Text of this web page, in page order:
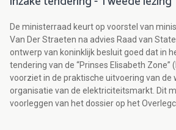
De ministerraad keurt op voorstel van
Van Der Straeten na advies Raad van
ontwerp van koninklijk besluit goed dat in
tendering van de “Prinses Elisabeth Zone”
voorziet in de praktische uitvoering van
organisatie van de elektriciteitsmarkt. Dit
voorleggen van het dossier op het